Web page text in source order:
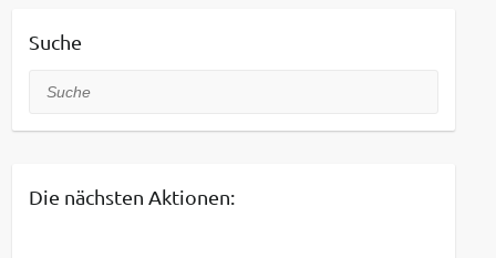
Suche
Suche
Die nächsten Aktionen: